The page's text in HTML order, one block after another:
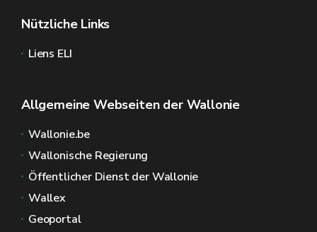
Nützliche Links
Liens ELI
Allgemeine Webseiten der Wallonie
Wallonie.be
Wallonische Regierung
Öffentlicher Dienst der Wallonie
Wallex
Geoportal